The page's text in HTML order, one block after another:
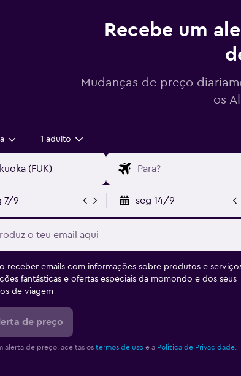
Recebe um
Mudanças de preço
os
1 adulto
7/9 seg 14/9
receber emails com informações sobre produtos e
fantásticas e ofertas especiais da momondo e dos seus
de viagem
de preço
alerta de preço, aceitas os termos de usoe a Política de Privacidade.